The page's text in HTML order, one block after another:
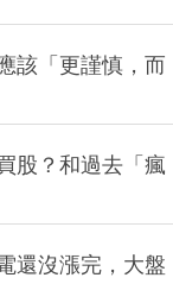
該「更謹慎，而
股？和過去「瘋
還沒漲完，大盤